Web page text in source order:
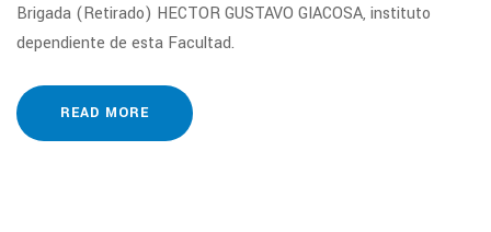
Brigada (Retirado) HECTOR GUSTAVO GIACOSA, instituto
dependiente de esta Facultad.
READ MORE